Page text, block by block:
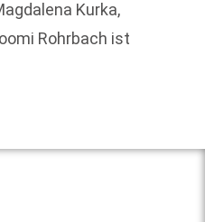
Kurka,
Rohrbach ist